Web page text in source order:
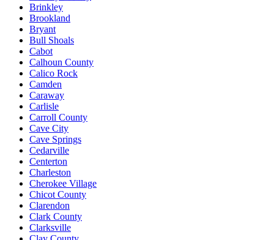
Brinkley
Brookland
Bryant
Bull Shoals
Cabot
Calhoun County
Calico Rock
Camden
Caraway
Carlisle
Carroll County
Cave City
Cave Springs
Cedarville
Centerton
Charleston
Cherokee Village
Chicot County
Clarendon
Clark County
Clarksville